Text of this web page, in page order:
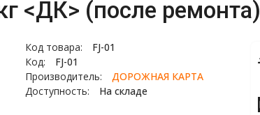
<ДК> (после ремонта)
Код товара:
FJ-01
Код:
FJ-01
Производитель:
ДОРОЖНАЯ КАРТА
Доступность:
На складе